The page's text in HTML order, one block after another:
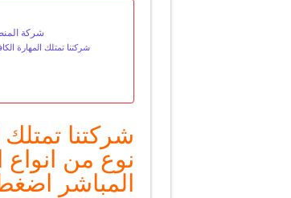
شركة
شركتنا تمتلك المهارة
شركتنا
نوع من انواع
المباشر